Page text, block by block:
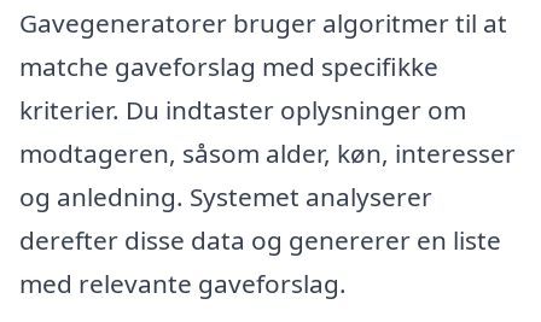
Gavegeneratorer bruger algoritmer til at
matche gaveforslag med specifikke
kriterier. Du indtaster oplysninger om
modtageren, såsom alder, køn, interesser
og anledning. Systemet analyserer
derefter disse data og genererer en liste
med relevante gaveforslag.